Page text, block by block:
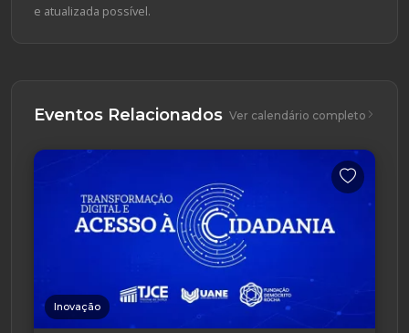
e atualizada possível.
Eventos Relacionados Ver calendário completo
Inovação